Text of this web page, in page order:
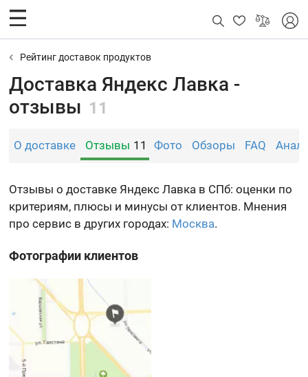
Рейтинг доставок продуктов
Доставка Яндекс Лавка -
отзывы 11
О доставке Отзывы 11 Фото Обзоры FAQ
Отзывы о доставке Яндекс Лавка в СПб: оценки по
критериям, плюсы и минусы от клиентов. Мнения
про сервис в других городах: Москва.
Фотографии клиентов